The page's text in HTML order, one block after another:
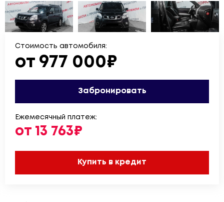
Стоимость автомобиля:
от 977 000₽
Забронировать
Ежемесячный платеж:
от 13 763₽
Купить в кредит